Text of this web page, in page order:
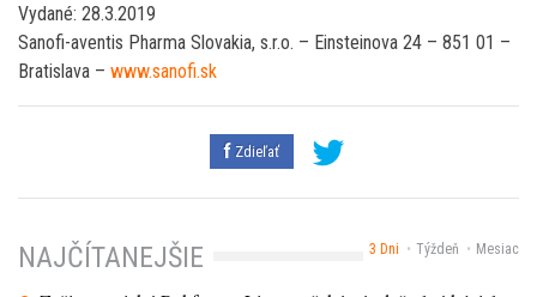
Vydané: 28.3.2019
Sanofi-aventis Pharma Slovakia, s.r.o. – Einsteinova 24 – 851 01 –
Bratislava – www.sanofi.sk
Zdieľať
3 Dni Týždeň Mesiac
NAJČÍTANEJŠIE